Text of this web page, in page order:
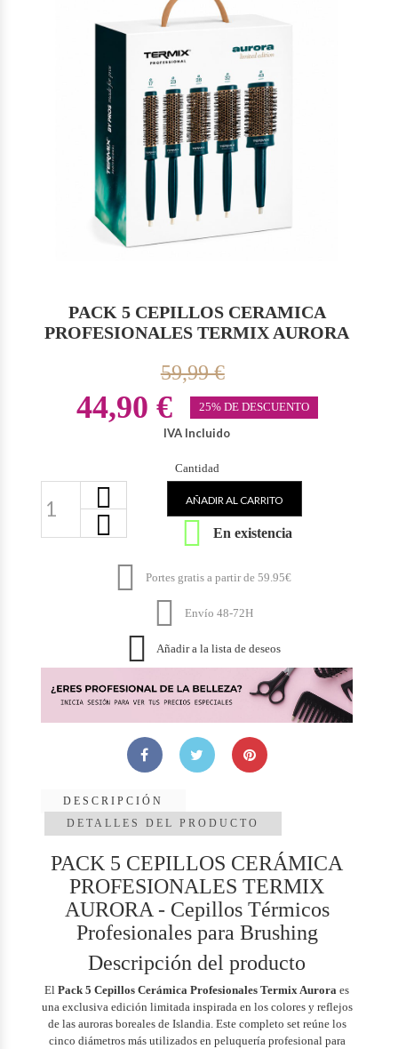
PACK 5 CEPILLOS CERAMICA
PROFESIONALES TERMIX AURORA
59,99 €
44,90 € 25% DE DESCUENTO
IVA Incluido
Cantidad
AÑADIR AL CARRITO
 En existencia
 Portes gratis a partir de 59.95€
 Envío 48-72H
 Añadir a la lista de deseos
DESCRIPCIÓN
DETALLES DEL PRODUCTO
PACK 5 CEPILLOS CERÁMICA
PROFESIONALES TERMIX
AURORA - Cepillos Térmicos
Profesionales para Brushing
Descripción del producto
ElPack 5 Cepillos Cerámica Profesionales Termix Aurora es
una exclusiva edición limitada inspirada en los colores y reflejos
de las auroras boreales de Islandia. Este completo set reúne los
cinco diámetros más utilizados en peluquería profesional para